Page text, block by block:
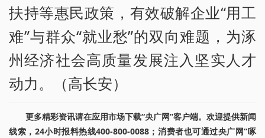
扶持等惠民政策，有效破解企业“用工
难”与群众“就业愁”的双向难题，为涿
州经济社会高质量发展注入坚实人才
动力。（高长安）
更多精彩资讯请在应用市场下载“央广网”客户端。欢迎提供新闻
线索，24小时报料热线400-800-0088；消费者也可通过央广网“啄